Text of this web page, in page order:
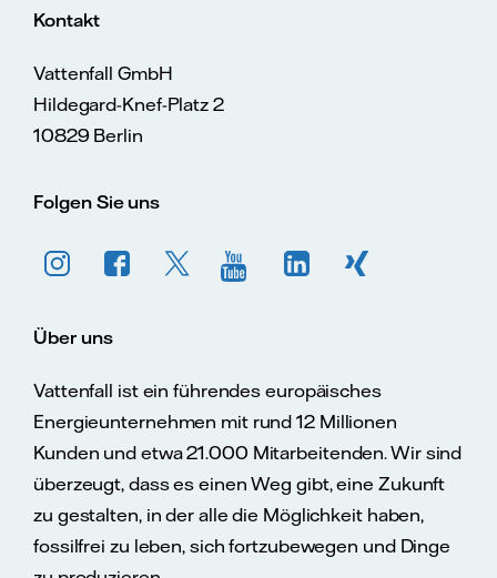
Kontakt
Vattenfall GmbH
Hildegard-Knef-Platz 2
10829 Berlin
Folgen Sie uns
Über uns
Vattenfall ist ein führendes europäisches
Energieunternehmen mit rund 12 Millionen
Kunden und etwa 21.000 Mitarbeitenden. Wir sind
überzeugt, dass es einen Weg gibt, eine Zukunft
zu gestalten, in der alle die Möglichkeit haben,
fossilfrei zu leben, sich fortzubewegen und Dinge